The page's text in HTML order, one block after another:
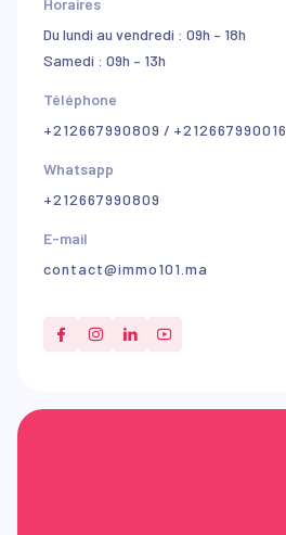
Horaires
Du lundi au vendredi : 09h – 18h
Samedi : 09h – 13h
Téléphone
+212667990809 / +212667990016
Whatsapp
+212667990809
E-mail
contact@immo101.ma